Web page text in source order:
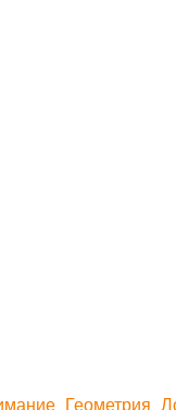
Геометрия